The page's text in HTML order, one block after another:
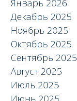
Январь 2026
Декабрь 2025
Ноябрь 2025
Октябрь 2025
Сентябрь 2025
Август 2025
Июль 2025